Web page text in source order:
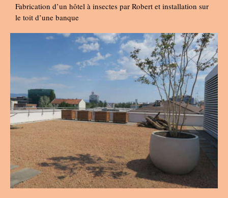
Fabrication d’un hôtel à insectes par Robert et installation sur
le toit d’une banque